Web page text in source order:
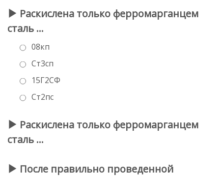
Раскислена только ферромарганцем
сталь …
08кп
Ст3сп
15Г2СФ
Ст2пс
Раскислена только ферромарганцем
сталь …
После правильно проведенной